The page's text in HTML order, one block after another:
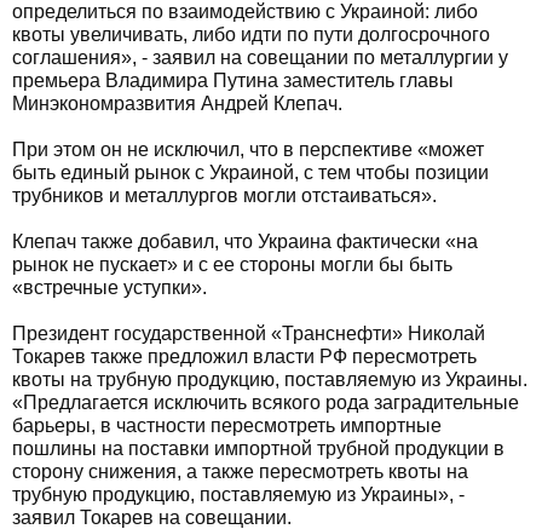
определиться по взаимодействию с Украиной: либо
квоты увеличивать, либо идти по пути долгосрочного
соглашения», - заявил на совещании по металлургии у
премьера Владимира Путина заместитель главы
Минэкономразвития Андрей Клепач.
При этом он не исключил, что в перспективе «может
быть единый рынок с Украиной, с тем чтобы позиции
трубников и металлургов могли отстаиваться».
Клепач также добавил, что Украина фактически «на
рынок не пускает» и с ее стороны могли бы быть
«встречные уступки».
Президент государственной «Транснефти» Николай
Токарев также предложил власти РФ пересмотреть
квоты на трубную продукцию, поставляемую из Украины.
«Предлагается исключить всякого рода заградительные
барьеры, в частности пересмотреть импортные
пошлины на поставки импортной трубной продукции в
сторону снижения, а также пересмотреть квоты на
трубную продукцию, поставляемую из Украины», -
заявил Токарев на совещании.